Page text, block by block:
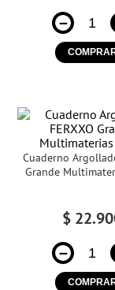
－
Cuaderno
Grande
$ 22.
－